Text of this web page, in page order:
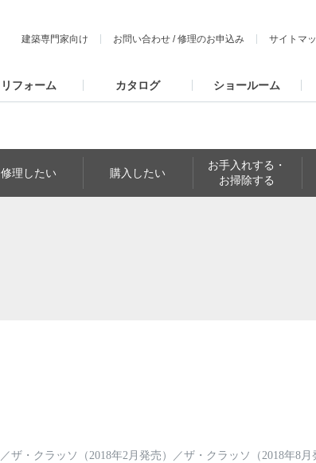
建築専門家向け お問い合わせ /修理のお申込み サイトマ
リフォーム カタログ ショールーム
修理したい 購入したい
お手入れする・
お掃除する
／ザ・クラッソ（2018年2月発売） ／ザ・クラッソ（2018年8月